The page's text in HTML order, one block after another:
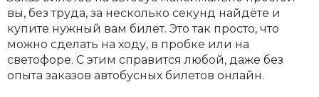
вы, без труда, за несколько секунд найдёте и
купите нужный вам билет. Это так просто, что
можно сделать на ходу, в пробке или на
светофоре. С этим справится любой, даже без
опыта заказов автобусных билетов онлайн.